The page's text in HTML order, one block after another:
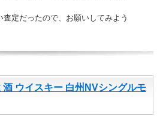
定だったので、お願いしてみよう
ウイスキー 白州NVシングルモ